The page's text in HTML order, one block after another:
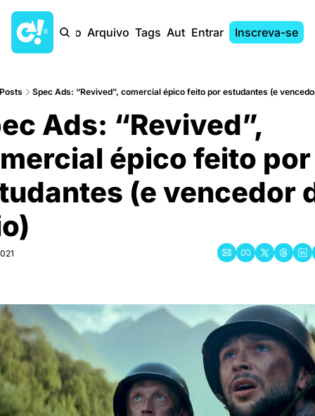
Início Arquivo Tags AutoresEntrar Inscreva-se
Spec Ads: “Revived”, comercial épico feito por estudantes (e
Ads: “Revived”,
épico feito por
(e vencedor